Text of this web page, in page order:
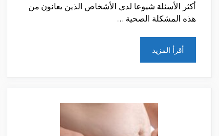
أكثر الأسئلة شيوعا لدى الأشخاص الذين يعانون من
هذه المشكلة الصحية …
أقرأ المزيد